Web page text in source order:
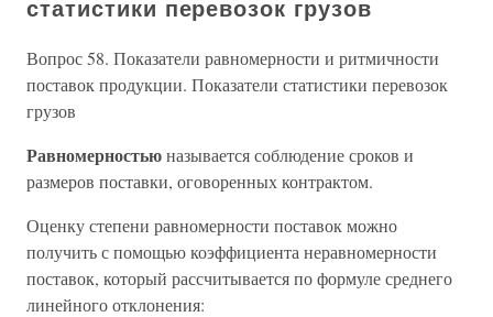
статистики перевозок грузов
Вопрос 58. Показатели равномерности и ритмичности
поставок продукции. Показатели статистики перевозок
грузов
Равномерностьюназывается соблюдение сроков и
размеров поставки, оговоренных контрактом.
Оценку степени равномерности поставок можно
получить с помощью коэффициента неравномерности
поставок, который рассчитывается по формуле среднего
линейного отклонения: